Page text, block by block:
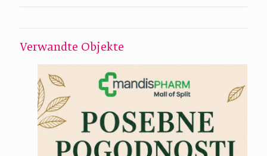
Verwandte Objekte